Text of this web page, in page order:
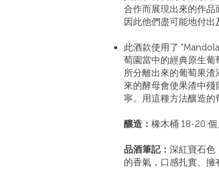
合作而展現出來的作品
因此他們盡可能地付出
此酒款使用了
萄園當中的經典原生
所分離出來的葡萄果
來的酵母會使果渣中
寧。用這種方法釀造的
釀造： 橡木桶 18-20 個
品酒筆記： 深紅寶石色
的香氣，口感扎實、擁